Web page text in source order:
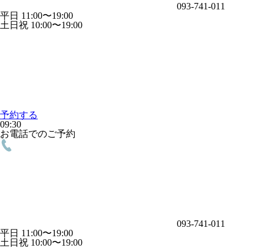
093-741-011
平日 11:00〜19:00
土日祝 10:00〜19:00
予約する
09:30
お電話でのご予約
093-741-011
平日 11:00〜19:00
土日祝 10:00〜19:00